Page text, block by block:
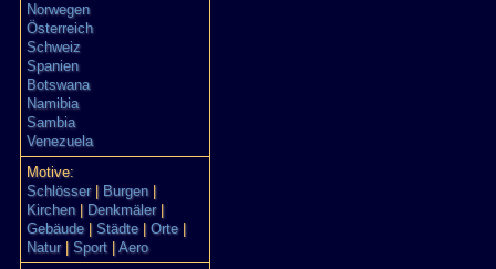
Norwegen
Österreich
Schweiz
Spanien
Botswana
Namibia
Sambia
Venezuela
Motive:
Schlösser| Burgen|
Kirchen| Denkmäler|
Gebäude| Städte| Orte|
Natur| Sport
Aero